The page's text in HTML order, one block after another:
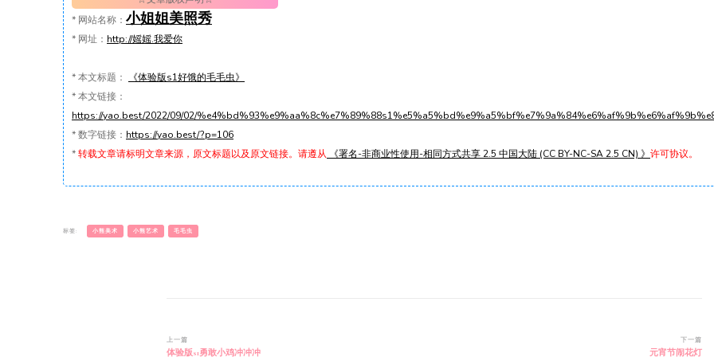
* 网站名称： 小姐姐美照秀
* 网址： http://媱媱.我爱你
*本文标题：
《体验版s1好饿的毛毛虫》
*本文链接：
https://yao.best/2022/09/02/
*数字链接： https://yao.best/?p=106
*转载文章请标明文章来源，原文标题以及原文链接。请遵从 《署名-非商业性使用-相同方式共享 2.5 中国大陆 (CC BY-NC-SA 2.5 CN) 》 许可协议。
标签: 小熊美术 小熊艺术 毛毛虫
博
上一篇
体验版s1勇敢小鸡冲冲冲
下一篇
元宵节闹花灯